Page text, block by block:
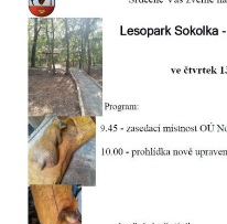
Socha Tygr v ZOO
Socha Želva v ZOO
Socha Kozorožec horský
Socha Včela v ZOO
Socha Housenka v ZOO
Socha Nosorožík v ZOO
Socha Rosomák v ZOO